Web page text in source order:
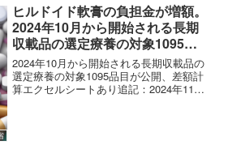
ヒルドイド軟膏の負担金が増額。
2024年10月から開始される長期
収載品の選定療養の対象1095品
目が公開、差額計算エクセルシー
トあり
2024年10月から開始される長期収載品の
選定療養の対象1095品目が公開、差額計
算エクセルシートあり追記：2024年11月